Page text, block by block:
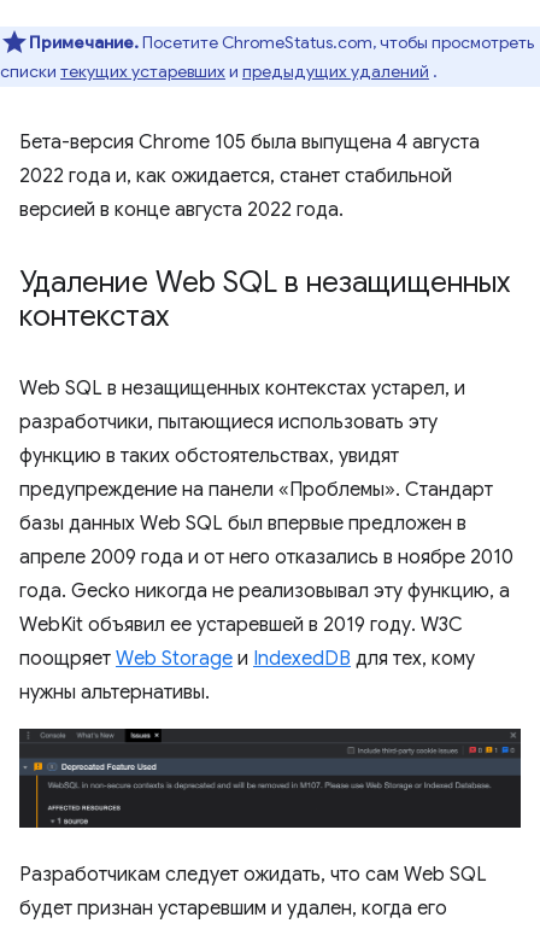
Примечание.Посетите ChromeStatus.com, чтобы просмотреть
списки текущих устаревшихи предыдущих удалений .
Бета-версия Chrome 105 была выпущена 4 августа
2022 года и, как ожидается, станет стабильной
версией в конце августа 2022 года.
Удаление Web SQL в незащищенных
контекстах
Web SQL в незащищенных контекстах устарел, и
разработчики, пытающиеся использовать эту
функцию в таких обстоятельствах, увидят
предупреждение на панели «Проблемы». Стандарт
базы данных Web SQL был впервые предложен в
апреле 2009 года и от него отказались в ноябре 2010
года. Gecko никогда не реализовывал эту функцию, а
WebKit объявил ее устаревшей в 2019 году. W3C
поощряет Web Storage и IndexedDB для тех, кому
нужны альтернативы.
Разработчикам следует ожидать, что сам Web SQL
будет признан устаревшим и удален, когда его